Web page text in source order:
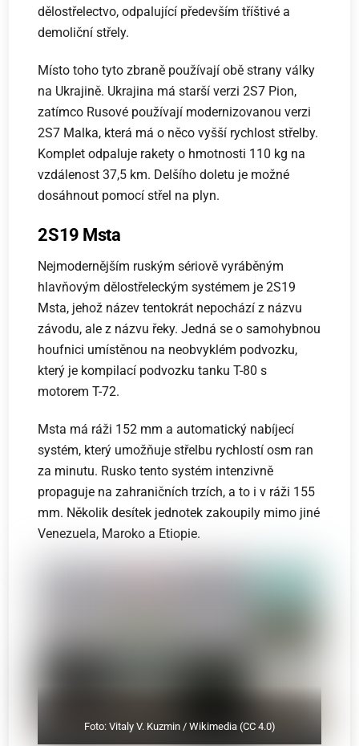
dělostřelectvo, odpalující především tříštivé a
demoliční střely.
Místo toho tyto zbraně používají obě strany války
na Ukrajině. Ukrajina má starší verzi 2S7 Pion,
zatímco Rusové používají modernizovanou verzi
2S7 Malka, která má o něco vyšší rychlost střelby.
Komplet odpaluje rakety o hmotnosti 110 kg na
vzdálenost 37,5 km. Delšího doletu je možné
dosáhnout pomocí střel na plyn.
2S19 Msta
Nejmodernějším ruským sériově vyráběným
hlavňovým dělostřeleckým systémem je 2S19
Msta, jehož název tentokrát nepochází z názvu
závodu, ale z názvu řeky. Jedná se o samohybnou
houfnici umístěnou na neobvyklém podvozku,
který je kompilací podvozku tanku T-80 s
motorem T-72.
Msta má ráži 152 mm a automatický nabíjecí
systém, který umožňuje střelbu rychlostí osm ran
za minutu. Rusko tento systém intenzivně
propaguje na zahraničních trzích, a to i v ráži 155
mm. Několik desítek jednotek zakoupily mimo jiné
Venezuela, Maroko a Etiopie.
Foto: Vitaly V. Kuzmin / Wikimedia (CC 4.0)